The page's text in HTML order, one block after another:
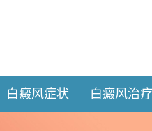
白癜风症状 白癜风治疗